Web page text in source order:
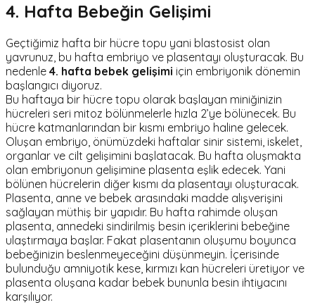
4. Hafta Bebeğin Gelişimi
Geçtiğimiz hafta bir hücre topu yani blastosist olan
yavrunuz, bu hafta embriyo ve plasentayı oluşturacak. Bu
nedenle 4. hafta bebek gelişimi için embriyonik dönemin
başlangıcı diyoruz.
Bu haftaya bir hücre topu olarak başlayan miniğinizin
hücreleri seri mitoz bölünmelerle hızla 2’ye bölünecek. Bu
hücre katmanlarından bir kısmı embriyo haline gelecek.
Oluşan embriyo, önümüzdeki haftalar sinir sistemi, iskelet,
organlar ve cilt gelişimini başlatacak. Bu hafta oluşmakta
olan embriyonun gelişimine plasenta eşlik edecek. Yani
bölünen hücrelerin diğer kısmı da plasentayı oluşturacak.
Plasenta, anne ve bebek arasındaki madde alışverişini
sağlayan müthiş bir yapıdır. Bu hafta rahimde oluşan
plasenta, annedeki sindirilmiş besin içeriklerini bebeğine
ulaştırmaya başlar. Fakat plasentanın oluşumu boyunca
bebeğinizin beslenmeyeceğini düşünmeyin. İçerisinde
bulunduğu amniyotik kese, kırmızı kan hücreleri üretiyor ve
plasenta oluşana kadar bebek bununla besin ihtiyacını
karşılıyor.